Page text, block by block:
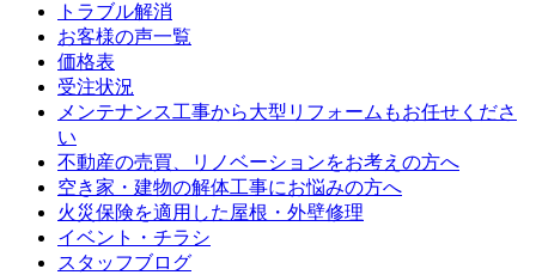
トラブル解消
お客様の声一覧
価格表
受注状況
メンテナンス工事から大型リフォームもお任せくださ
い
不動産の売買、リノベーションをお考えの方へ
空き家・建物の解体工事にお悩みの方へ
火災保険を適用した屋根・外壁修理
イベント・チラシ
スタッフブログ